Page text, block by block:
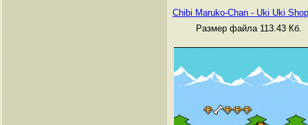
Chibi Maruko-Chan - Uki Uki
Размер файла 113.43 Кб.